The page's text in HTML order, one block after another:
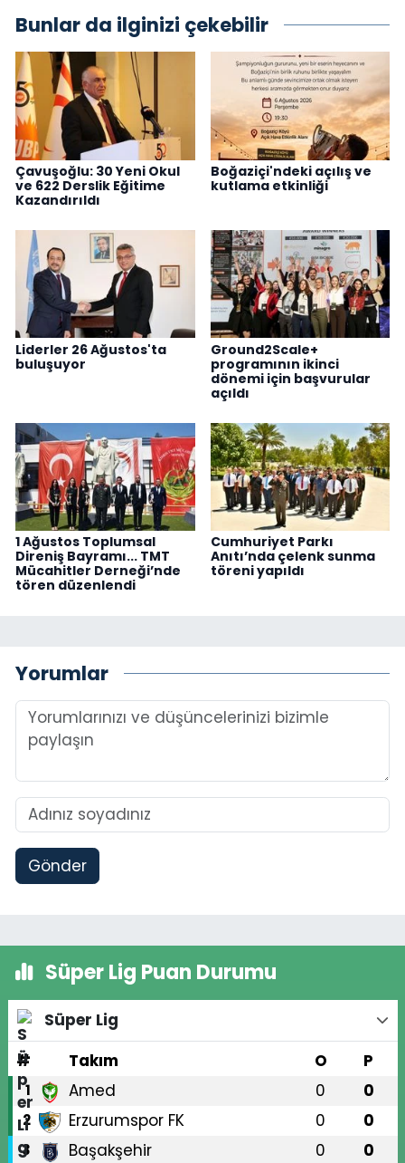
Bunlar da ilginizi çekebilir
Çavuşoğlu: 30 Yeni Okul
ve 622 Derslik Eğitime
Kazandırıldı
Boğaziçi'ndeki açılış ve
kutlama etkinliği
Liderler 26 Ağustos'ta
buluşuyor
Ground2Scale+
programının ikinci
dönemi için başvurular
açıldı
1 Ağustos Toplumsal
Direniş Bayramı... TMT
Mücahitler Derneği’nde
tören düzenlendi
Cumhuriyet Parkı
Anıtı’nda çelenk sunma
töreni yapıldı
Yorumlar
Gönder
Süper Lig Puan Durumu
Süper Lig
#
Takım O P
1 Amed 0 0
2 Erzurumspor FK 0 0
3 Başakşehir 0 0